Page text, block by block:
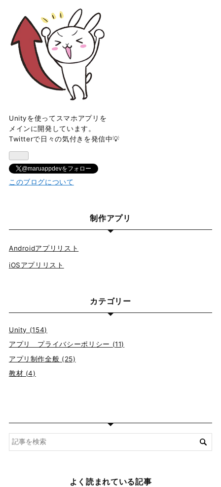
Unityを使ってスマホアプリを
メインに開発しています。
Twitterで日々の気付きを発信中💡
@maruappdevをフォロー
このブログについて
制作アプリ
Androidアプリリスト
iOSアプリリスト
カテゴリー
Unity (154)
アプリ プライバシーポリシー (11)
アプリ制作全般 (25)
教材 (4)
よく読まれている記事